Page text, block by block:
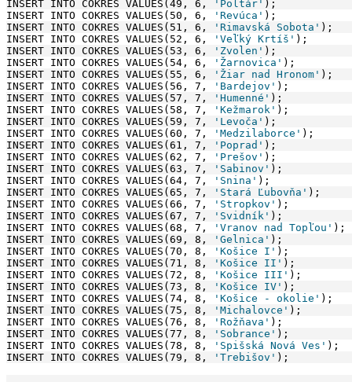
INSERT INTO COKRES VALUES(49, 6,
'Poltár' );
INSERT INTO COKRES VALUES(50, 6,
'Revúca' );
INSERT INTO COKRES VALUES(51, 6,
'Rimavská Sobota' );
INSERT INTO COKRES VALUES(52, 6,
'Veľký Krtíš' );
INSERT INTO COKRES VALUES(53, 6,
'Zvolen' );
INSERT INTO COKRES VALUES(54, 6,
'Žarnovica' );
INSERT INTO COKRES VALUES(55, 6,
'Žiar nad Hronom' );
INSERT INTO COKRES VALUES(56, 7,
'Bardejov' );
INSERT INTO COKRES VALUES(57, 7,
'Humenné' );
INSERT INTO COKRES VALUES(58, 7,
'Kežmarok' );
INSERT INTO COKRES VALUES(59, 7,
'Levoča' );
INSERT INTO COKRES VALUES(60, 7,
'Medzilaborce' );
INSERT INTO COKRES VALUES(61, 7,
'Poprad' );
INSERT INTO COKRES VALUES(62, 7,
'Prešov' );
INSERT INTO COKRES VALUES(63, 7,
'Sabinov' );
INSERT INTO COKRES VALUES(64, 7,
'Snina' );
INSERT INTO COKRES VALUES(65, 7,
'Stará Ľubovňa' );
INSERT INTO COKRES VALUES(66, 7,
'Stropkov' );
INSERT INTO COKRES VALUES(67, 7,
'Svidník' );
INSERT INTO COKRES VALUES(68, 7,
'Vranov nad Topľou' );
INSERT INTO COKRES VALUES(69, 8,
'Gelnica' );
INSERT INTO COKRES VALUES(70, 8,
'Košice I' );
INSERT INTO COKRES VALUES(71, 8,
'Košice II' );
INSERT INTO COKRES VALUES(72, 8,
'Košice III' );
INSERT INTO COKRES VALUES(73, 8,
'Košice IV' );
INSERT INTO COKRES VALUES(74, 8,
'Košice - okolie' );
INSERT INTO COKRES VALUES(75, 8,
'Michalovce' );
INSERT INTO COKRES VALUES(76, 8,
'Rožňava' );
INSERT INTO COKRES VALUES(77, 8,
'Sobrance' );
INSERT INTO COKRES VALUES(78, 8,
'Spišská Nová Ves' );
INSERT INTO COKRES VALUES(79, 8,
'Trebišov' );